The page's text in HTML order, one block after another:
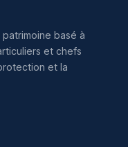
basé à
et chefs
et la